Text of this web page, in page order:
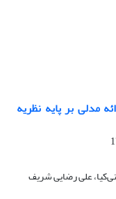
مدلی بر پایه نظریه
علی رضایی شریف